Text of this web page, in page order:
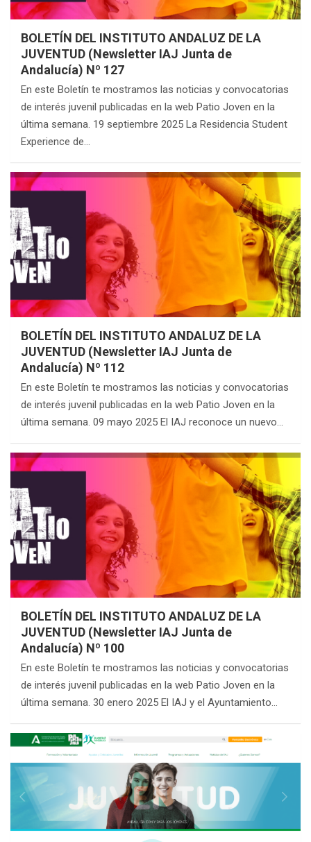
BOLETÍN DEL INSTITUTO ANDALUZ DE LA
JUVENTUD (Newsletter IAJ Junta de
Andalucía) Nº 127
En este Boletín te mostramos las noticias y convocatorias
de interés juvenil publicadas en la web Patio Joven en la
última semana. 19 septiembre 2025 La Residencia Student
Experience de…
BOLETÍN DEL INSTITUTO ANDALUZ DE LA
JUVENTUD (Newsletter IAJ Junta de
Andalucía) Nº 112
En este Boletín te mostramos las noticias y convocatorias
de interés juvenil publicadas en la web Patio Joven en la
última semana. 09 mayo 2025 El IAJ reconoce un nuevo…
BOLETÍN DEL INSTITUTO ANDALUZ DE LA
JUVENTUD (Newsletter IAJ Junta de
Andalucía) Nº 100
En este Boletín te mostramos las noticias y convocatorias
de interés juvenil publicadas en la web Patio Joven en la
última semana. 30 enero 2025 El IAJ y el Ayuntamiento…